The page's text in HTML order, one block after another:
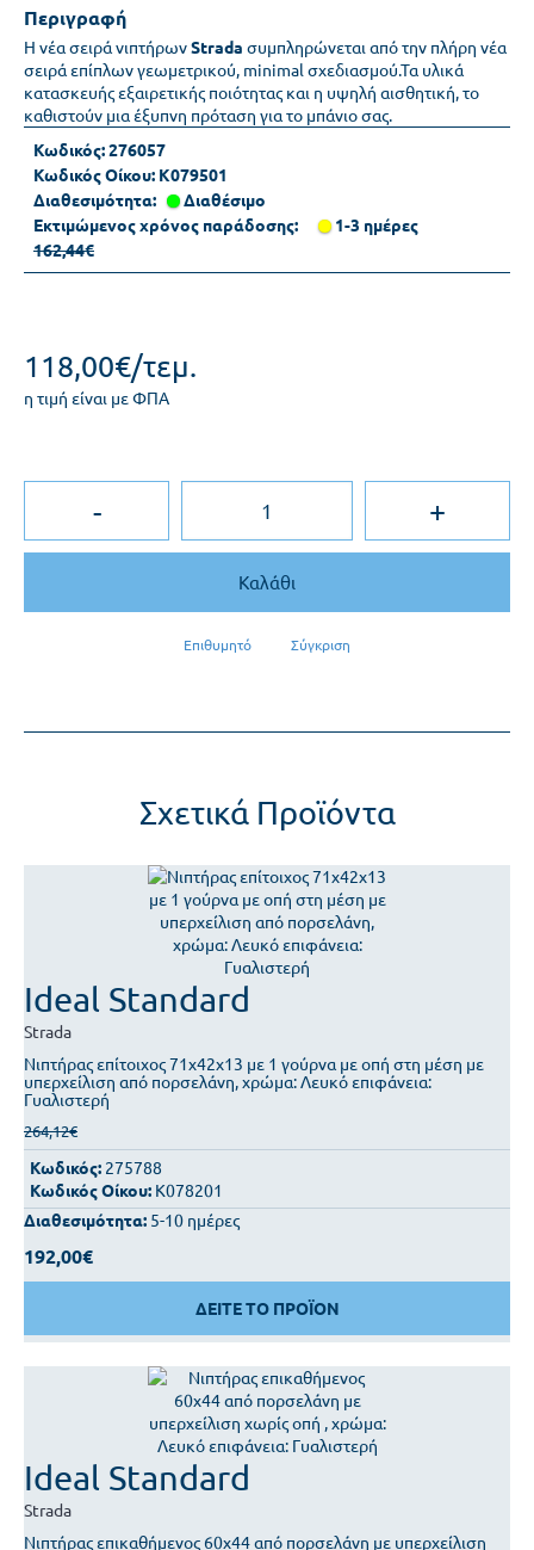
Περιγραφή
Η νέα σειρά νιπτήρωνStrada συμπληρώνεται από την πλήρη νέα
σειρά επίπλων γεωμετρικού, minimal σχεδιασμού.Τα υλικά
κατασκευής εξαιρετικής ποιότητας και η υψηλή αισθητική, το
καθιστούν μια έξυπνη πρόταση για το μπάνιο σας.
Κωδικός:276057
Κωδικός Οίκου: K079501
Διαθεσιμότητα:
Διαθέσιμο
Εκτιμώμενος χρόνος παράδοσης:
1-3 ημέρες
162,44€
118,00€/τεμ.
η τιμή είναι με ΦΠΑ
- +
Καλάθι
Επιθυμητό Σύγκριση
Σχετικά Προϊόντα
Ideal Standard
Strada
Νιπτήρας επίτοιχος 71x42x13 με 1 γούρνα με οπή στη μέση με
υπερχείλιση από πορσελάνη, χρώμα: Λευκό επιφάνεια:
Γυαλιστερή
264,12€
Κωδικός: 275788
Κωδικός Οίκου: K078201
Διαθεσιμότητα: 5-10 ημέρες
192,00€
ΔΕΙΤΕ ΤΟ ΠΡΟΪΟΝ
Ideal Standard
Strada
Νιπτήρας επικαθήμενος 60x44 από πορσελάνη με υπερχείλιση